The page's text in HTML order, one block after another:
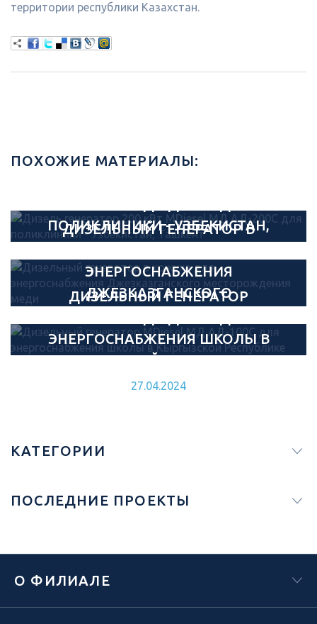
территории республики Казахстан.
ПОХОЖИЕ МАТЕРИАЛЫ:
ПОЛИКЛИНИКИ - УЗБЕКИСТАН,
ТАШКЕНТ
11.09.2024
ДИЗЕЛЬНЫЙ ГЕНЕРАТОР В
ЭНЕРГОСНАБЖЕНИЯ
ДЖЕЗКАЗГАНСКОГО
27.05.2024
ДИЗЕЛЬНЫЙ ГЕНЕРАТОР
ЭНЕРГОСНАБЖЕНИЯ ШКОЛЫ В
КЫРГЫЗСКОЙ РЕСПУБЛИКЕ
27.04.2024
КАТЕГОРИИ
ПОСЛЕДНИЕ ПРОЕКТЫ
О ФИЛИАЛЕ